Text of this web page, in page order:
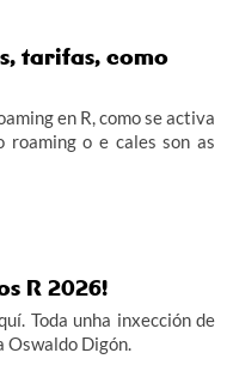
tarifas, como
en R, como se activa
roaming o e cales son as
R 2026!
Toda unha inxección de
Oswaldo Digón.